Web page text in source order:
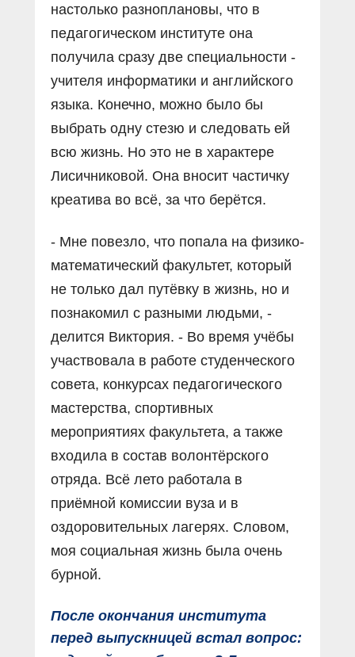
настолько разноплановы, что в
педагогическом институте она
получила сразу две специальности -
учителя информатики и английского
языка. Конечно, можно было бы
выбрать одну стезю и следовать ей
всю жизнь. Но это не в характере
Лисичниковой. Она вносит частичку
креатива во всё, за что берётся.
- Мне повезло, что попала на физико-
математический факультет, который
не только дал путёвку в жизнь, но и
познакомил с разными людьми, -
делится Виктория. - Во время учёбы
участвовала в работе студенческого
совета, конкурсах педагогического
мастерства, спортивных
мероприятиях факультета, а также
входила в состав волонтёрского
отряда. Всё лето работала в
приёмной комиссии вуза и в
оздоровительных лагерях. Словом,
моя социальная жизнь была очень
бурной.
После окончания института
перед выпускницей встал вопрос: